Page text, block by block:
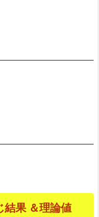
果 ＆理論値